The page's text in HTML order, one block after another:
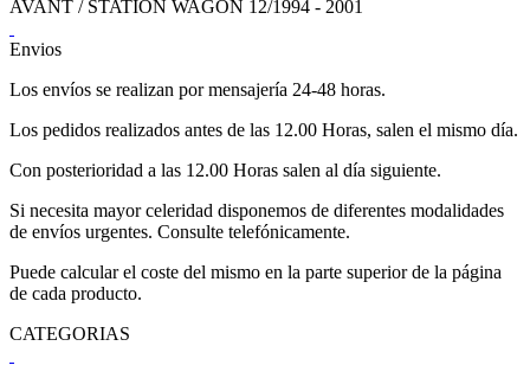
AVANT / STATION WAGON 12/1994 - 2001
Envios
Los envíos se realizan por mensajería 24-48 horas.
Los pedidos realizados antes de las 12.00 Horas, salen el mismo día.
Con posterioridad a las 12.00 Horas salen al día siguiente.
Si necesita mayor celeridad disponemos de diferentes modalidades
de envíos urgentes. Consulte telefónicamente.
Puede calcular el coste del mismo en la parte superior de la página
de cada producto.
CATEGORIAS